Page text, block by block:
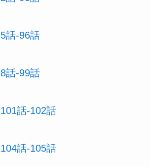
話-96話
話-99話
話-102話
話-105話